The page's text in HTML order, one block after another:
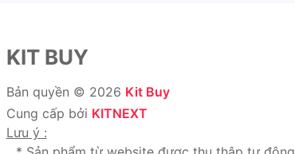
KIT BUY
Bản quyền © 2026 Kit Buy
Cung cấp bởi KITNEXT
Lưu ý :